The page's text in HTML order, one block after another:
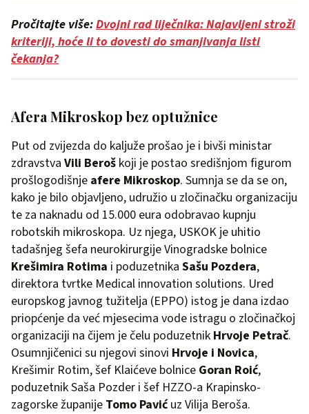
Pročitajte više:Dvojni rad liječnika: Najavljeni stroži
kriteriji, hoće li to dovesti do smanjivanja listi
čekanja?
Afera Mikroskop bez optužnice
Put od zvijezda do kaljuže prošao je i bivši ministar
zdravstva Vili Beroš koji je postao središnjom figurom
prošlogodišnje afere Mikroskop. Sumnja se da se on,
kako je bilo objavljeno, udružio u zločinačku organizaciju
te za naknadu od 15.000 eura odobravao kupnju
robotskih mikroskopa. Uz njega, USKOK je uhitio
tadašnjeg šefa neurokirurgije Vinogradske bolnice
Krešimira Rotima i poduzetnika Sašu Pozdera,
direktora tvrtke Medical innovation solutions. Ured
europskog javnog tužitelja (EPPO) istog je dana izdao
priopćenje da već mjesecima vode istragu o zločinačkoj
organizaciji na čijem je čelu poduzetnik Hrvoje Petrač.
Osumnjičenici su njegovi sinovi Hrvoje i Novica,
Krešimir Rotim, šef Klaićeve bolnice Goran Roić,
poduzetnik Saša Pozder i šef HZZO-a Krapinsko-
zagorske županije Tomo Pavićuz Vilija Beroša.